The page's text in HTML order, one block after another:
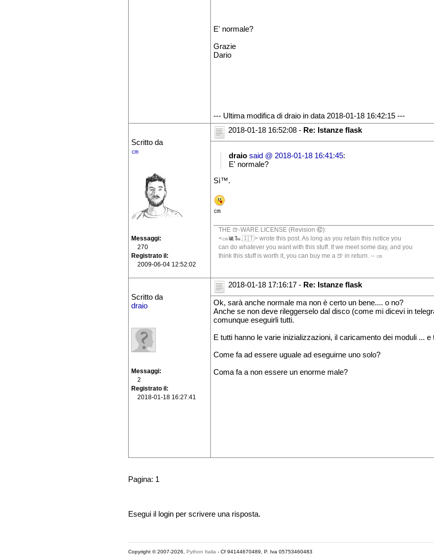
E' normale?
Grazie
Dario
--- Ultima modifica di draio in data 2018-01-18 16:42:15 ---
Scritto da
㎝
Messaggi
270
Registrato il
2009-06-04 12:52:02
2018-01-18 16:52:08 - Re: Istanze flask
draio said @ 2018-01-18 16:41:45:
E' normale?
Sì™.
㎝
THE 🍺-WARE LICENSE (Revision ㊷):
<㎝🐌🐍.🇮🇹> wrote this post. As long as you retain this notice you
can do whatever you want with this stuff. If we meet some day, and you
think this stuff is worth it, you can buy me a 🍺 in return. -- ㎝
Scritto da
draio
Messaggi
2
Registrato il
2018-01-18 16:27:41
2018-01-18 17:16:17 - Re: Istanze flask
Ok, sarà anche normale ma non è certo un bene.... o no?
Anche se non deve rileggerselo dal disco (come mi dicevi in
comunque eseguirli tutti.
E tutti hanno le varie inizializzazioni, il caricamento dei moduli ... e
Come fa ad essere uguale ad eseguirne uno solo?
Coma fa a non essere un enorme male?
Pagina: 1
Esegui il login per scrivere una risposta.
Copyright © 2007-2026, Python Italia- Cf 94144670489, P. Iva 05753460483